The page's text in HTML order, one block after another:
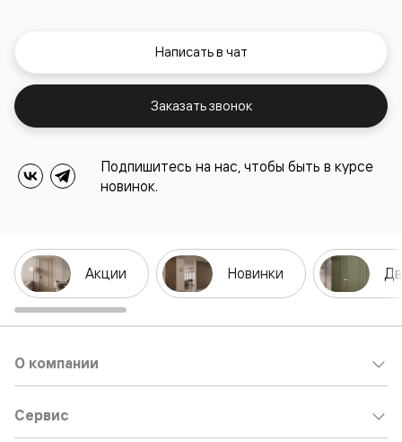
Написать в чат
Заказать звонок
Подпишитесь на нас, чтобы быть в курсе
новинок.
Акции Новинки
О компании
Сервис